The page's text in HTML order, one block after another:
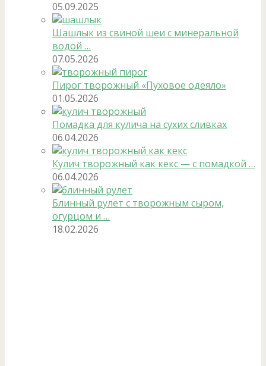
05.09.2025
Шашлык из свиной шеи с минеральной
водой …
07.05.2026
Пирог творожный «Пуховое одеяло»
01.05.2026
Помадка для кулича на сухих сливках
06.04.2026
Кулич творожный как кекс — с помадкой …
06.04.2026
Блинный рулет с творожным сыром,
огурцом и …
18.02.2026